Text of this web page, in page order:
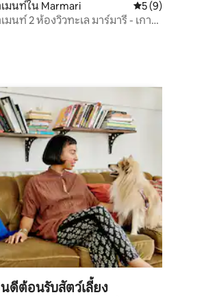
มนท์ใน Marmari คะแนนเฉลี่ย 5 จา
5 (9)
มนท์ 2 ห้องวิวทะเล มาร์มารี - เกาะ
ดีต้อนรับสัตว์เลี้ยง